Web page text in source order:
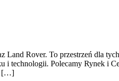
Rover. To przestrzeń dla
i technologii. Polecamy Rynek
[…]